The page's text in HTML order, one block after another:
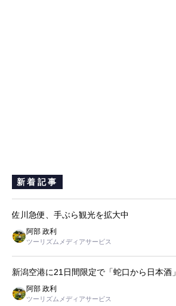
新着記事
佐川急便、手ぶら観光を拡大中
阿部 政利
ツーリズムメディアサービス
新潟空港に21日間限定で「蛇口から日本酒」
阿部 政利
ツーリズムメディアサービス